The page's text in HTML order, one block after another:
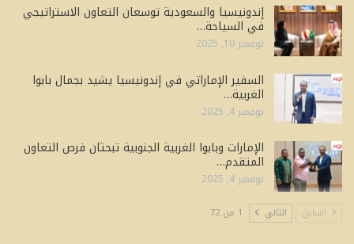
إندونيسيا والسعودية توسعان التعاون الاستراتيجي
في السياحة…
نوفمبر 10, 2025
السفير الإماراتي في إندونيسيا يشيد بجمال بابوا
الغربية…
نوفمبر 4, 2025
الإمارات وبابوا الغربية الجنوبية تبحثان فرص التعاون
المتقدم…
نوفمبر 4, 2025
السابق التالي 1 من 72